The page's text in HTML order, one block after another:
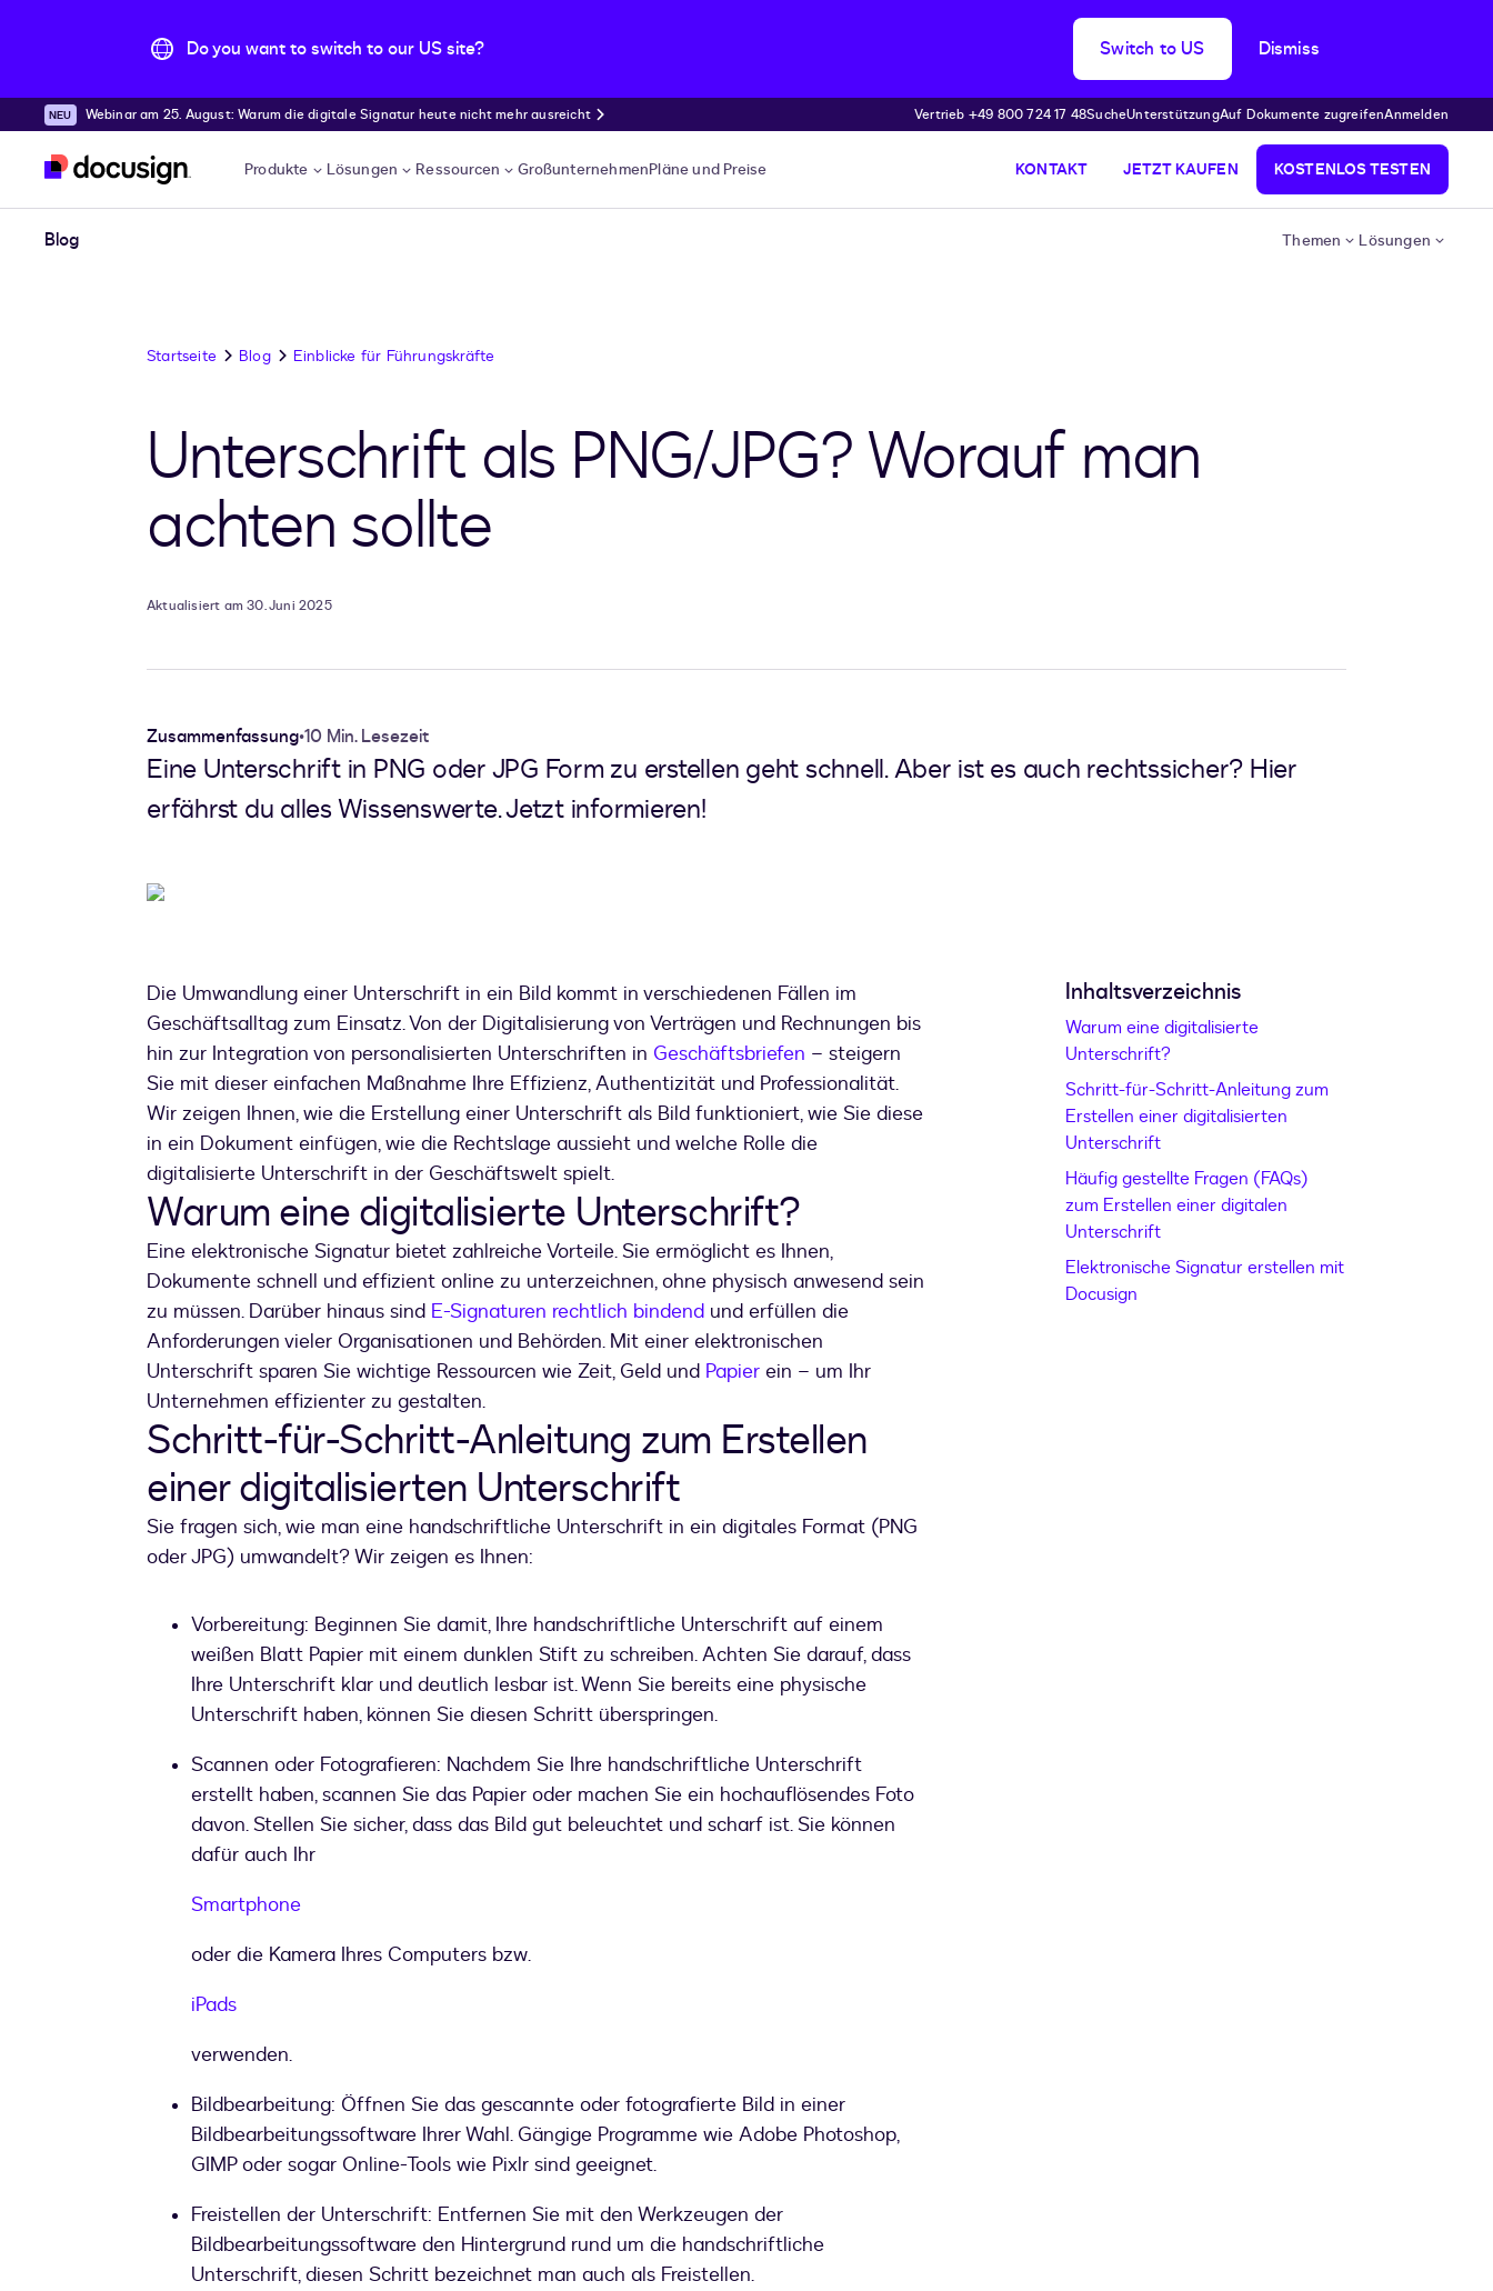
Do you want to switch to our US site? Switch to US Dismiss
Überspringen und weiter zum Hauptinhalt
Webinar am 25. August: Warum die digitale Signatur heute nicht mehr ausreicht Vertrieb +49 800 724 17 48SucheUnterstützungAuf Dokumente zugreifenAnmelden
Produkte Lösungen Ressourcen GroßunternehmenPläne und Preise KONTAKT JETZT KAUFEN KOSTENLOS TESTEN
Blog Themen Lösungen
Startseite Blog Einblicke für Führungskräfte
Unterschrift als PNG/JPG? Worauf man
achten sollte
Aktualisiert am 30. Juni 2025
Zusammenfassung•10 Min. Lesezeit
Eine Unterschrift in PNG oder JPG Form zu erstellen geht schnell. Aber ist es auch rechtssicher? Hier
erfährst du alles Wissenswerte. Jetzt informieren!
Die Umwandlung einer Unterschrift in ein Bild kommt in verschiedenen Fällen im
Geschäftsalltag zum Einsatz. Von der Digitalisierung von Verträgen und Rechnungen bis
hin zur Integration von personalisierten Unterschriften in Geschäftsbriefen – steigern
Sie mit dieser einfachen Maßnahme Ihre Effizienz, Authentizität und Professionalität.
Wir zeigen Ihnen, wie die Erstellung einer Unterschrift als Bild funktioniert, wie Sie diese
in ein Dokument einfügen, wie die Rechtslage aussieht und welche Rolle die
digitalisierte Unterschrift in der Geschäftswelt spielt.
Warum eine digitalisierte Unterschrift?
Eine elektronische Signatur bietet zahlreiche Vorteile. Sie ermöglicht es Ihnen,
Dokumente schnell und effizient online zu unterzeichnen, ohne physisch anwesend sein
zu müssen. Darüber hinaus sind E-Signaturen rechtlich bindend und erfüllen die
Anforderungen vieler Organisationen und Behörden. Mit einer elektronischen
Unterschrift sparen Sie wichtige Ressourcen wie Zeit, Geld und Papier ein – um Ihr
Unternehmen effizienter zu gestalten.
Schritt-für-Schritt-Anleitung zum Erstellen
einer digitalisierten Unterschrift
Sie fragen sich, wie man eine handschriftliche Unterschrift in ein digitales Format (PNG
oder JPG) umwandelt? Wir zeigen es Ihnen:
Vorbereitung: Beginnen Sie damit, Ihre handschriftliche Unterschrift auf einem
weißen Blatt Papier mit einem dunklen Stift zu schreiben. Achten Sie darauf, dass
Ihre Unterschrift klar und deutlich lesbar ist. Wenn Sie bereits eine physische
Unterschrift haben, können Sie diesen Schritt überspringen.
Scannen oder Fotografieren: Nachdem Sie Ihre handschriftliche Unterschrift
erstellt haben, scannen Sie das Papier oder machen Sie ein hochauflösendes Foto
davon. Stellen Sie sicher, dass das Bild gut beleuchtet und scharf ist. Sie können
dafür auch Ihr
Smartphone
oder die Kamera Ihres Computers bzw.
iPads
verwenden.
Bildbearbeitung: Öffnen Sie das gescannte oder fotografierte Bild in einer
Bildbearbeitungssoftware Ihrer Wahl. Gängige Programme wie Adobe Photoshop,
GIMP oder sogar Online-Tools wie Pixlr sind geeignet.
Freistellen der Unterschrift: Entfernen Sie mit den Werkzeugen der
Bildbearbeitungssoftware den Hintergrund rund um die handschriftliche
Unterschrift, diesen Schritt bezeichnet man auch als Freistellen.
Inhaltsverzeichnis
Warum eine digitalisierte
Unterschrift?
Schritt-für-Schritt-Anleitung zum
Erstellen einer digitalisierten
Unterschrift
Häufig gestellte Fragen (FAQs)
zum Erstellen einer digitalen
Unterschrift
Elektronische Signatur erstellen mit
Docusign